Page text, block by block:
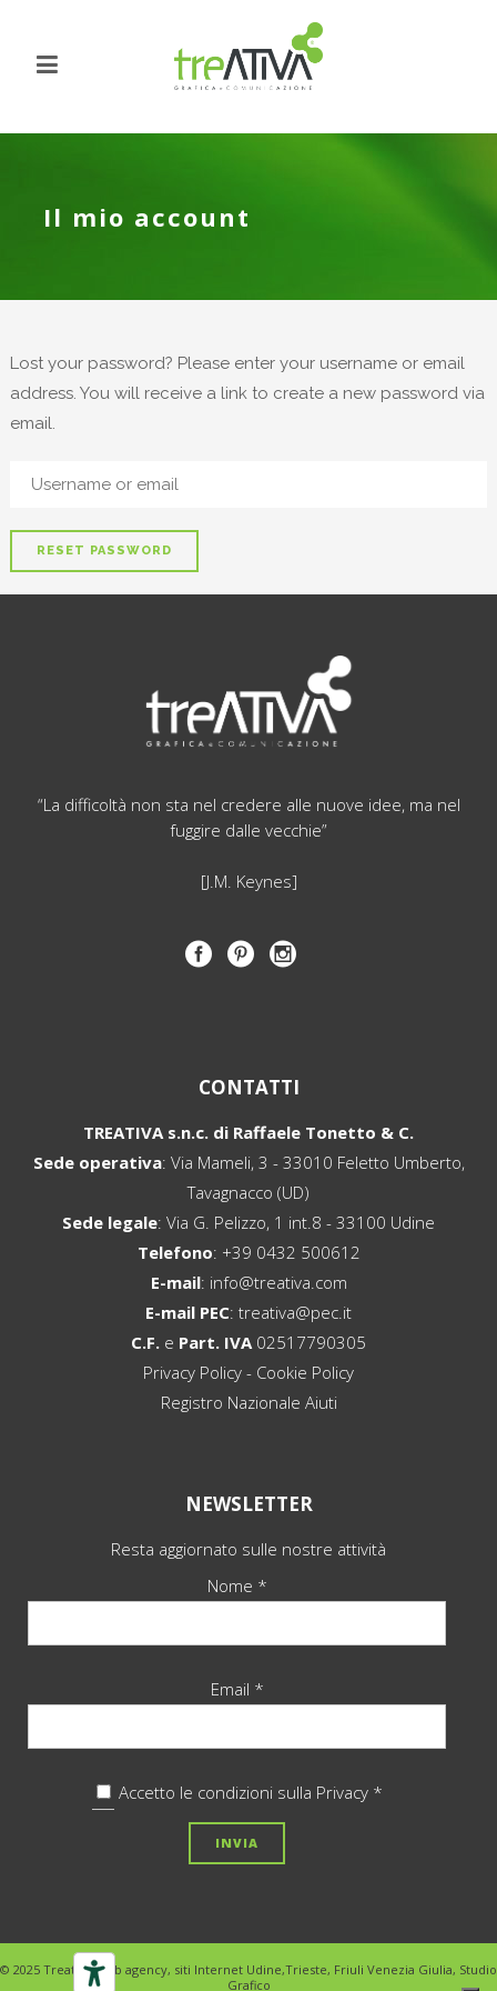
Il mio account
Lost your password? Please enter your username or email
address. You will receive a link to create a new password via
email.
“La difficoltà non sta nel credere alle nuove idee, ma nel
fuggire dalle vecchie”
[J.M. Keynes]
CONTATTI
TREATIVA s.n.c. di Raffaele Tonetto & C.
Sede operativa: Via Mameli, 3 - 33010 Feletto Umberto,
Tavagnacco (UD)
Sede legale: Via G. Pelizzo, 1 int.8 - 33100 Udine
Telefono: +39 0432 500612
E-mail: info@treativa.com
E-mail PEC: treativa@pec.it
C.F. e Part. IVA02517790305
Privacy Policy - Cookie Policy
Registro Nazionale Aiuti
NEWSLETTER
Resta aggiornato sulle nostre attività
Nome *
Email *
Accetto le condizioni sulla Privacy *
© 2025 Treativa Web agency, siti Internet Udine,Trieste, Friuli Venezia Giulia, Studio
Grafico